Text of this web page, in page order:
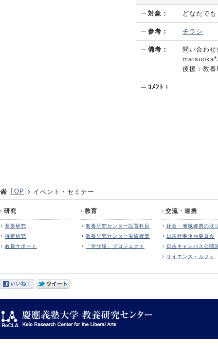
対象： どなたで
参考： チラシ
備考：
問い合わ
後援：教
ｺﾒﾝﾄ：
TOP イベント・セミナー
研究
基盤研究
特定研究
教員サポート
教育
教養研究センター設置科目
教養研究センター実験授業
「学び場」プロジェクト
交流・連携
社会・地域連携の取
日吉行事企画委員会
日吉キャンパス公開
サイエンス・カフェ